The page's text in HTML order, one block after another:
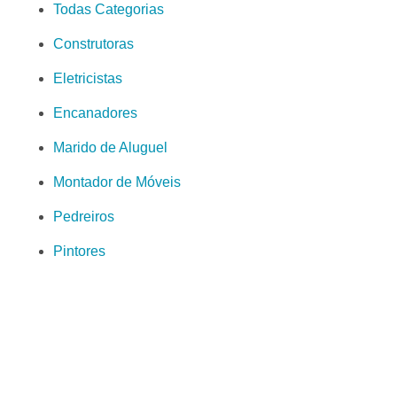
Todas Categorias
Construtoras
Eletricistas
Encanadores
Marido de Aluguel
Montador de Móveis
Pedreiros
Pintores